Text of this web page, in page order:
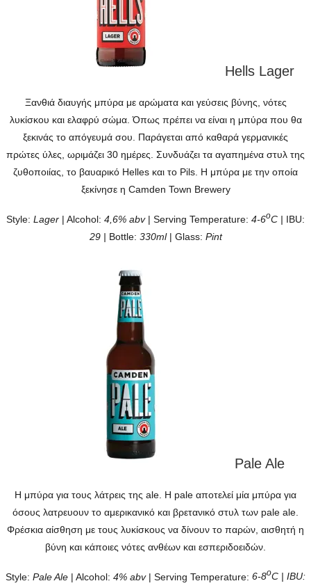
Hells Lager
Ξανθιά διαυγής μπύρα με αρώματα και γεύσεις βύνης, νότες
λυκίσκου και ελαφρύ σώμα. Όπως πρέπει να είναι η μπύρα που θα
ξεκινάς το απόγευμά σου. Παράγεται από καθαρά γερμανικές
πρώτες ύλες, ωριμάζει 30 ημέρες. Συνδυάζει τα αγαπημένα στυλ της
ζυθοποιίας, το βαυαρικό Helles και το Pils. Η μπύρα με την οποία
ξεκίνησε η Camden Town Brewery
Style: Lager | Alcohol: 4,6% abv| Serving Temperature: 4-6οC | IBU:
29 | Bottle: 330ml| Glass: Pint
Pale Ale
Η μπύρα για τους λάτρεις της ale. Η pale αποτελεί μία μπύρα για
όσους λατρευουν το αμερικανικό και βρετανικό στυλ των pale ale.
Φρέσκια αίσθηση με τους λυκίσκους να δίνουν το παρών, αισθητή η
βύνη και κάποιες νότες ανθέων και εσπεριδοειδών.
Style: Pale Ale | Alcohol: 4% abv| Serving Temperature: 6-8οC | IBU: